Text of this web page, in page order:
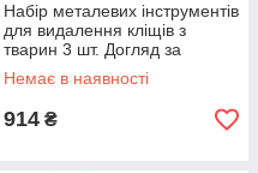
Набір металевих інструментів
для видалення кліщів з
тварин 3 шт. Догляд за
домашніми улюбленцями
Немає в наявності
914 ₴